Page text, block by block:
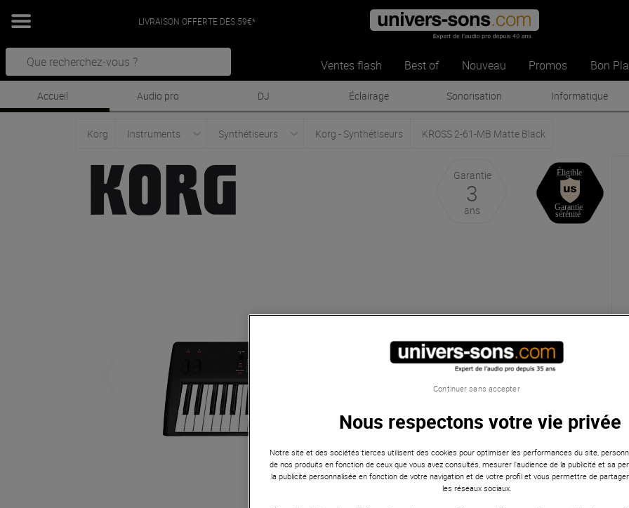
LIVRAISON OFFERTE DÈS 59€*
Ventes flash Best of Nouveau Promos Bon
Accueil Audio pro DJ Éclairage Sonorisation Informatique
Korg Instruments Synthétiseurs Korg - Synthétiseurs KROSS 2-61-MB Matte Black
Garantie
3
ans
Nous respectons votre vie privée
Notre site et des sociétés tierces utilisent des cookies pour optimiser les performances du site,
de nos produits en fonction de ceux que vous avez consultés, mesurer l'audience de la publicité et sa
la publicité personnalisée en fonction de votre navigation et de votre profil et vous permettre de
les réseaux sociaux.
Continuer sans accepter